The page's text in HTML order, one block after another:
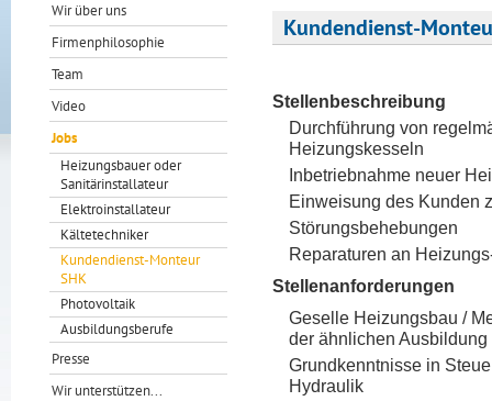
Wir über uns
Firmenphilosophie
Team
Video
Jobs
Heizungsbauer oder
Sanitärinstallateur
Elektroinstallateur
Kältetechniker
Kundendienst-Monteur
SHK
Photovoltaik
Ausbildungsberufe
Presse
Wir unterstützen...
Kundendienst-
Stellenbeschreibung
Durchführung von
Heizungskesseln
Inbetriebnahme neuer
Einweisung des Kunden
Störungsbehebungen
Reparaturen an
Stellenanforderungen
Geselle Heizungsbau /
der ähnlichen Ausbildung
Grundkenntnisse in
Hydraulik